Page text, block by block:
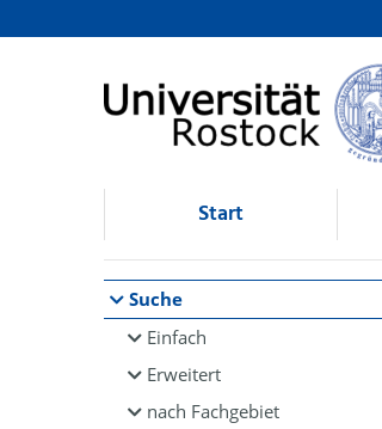
Browsen
direkt zum Inhalt
Start
Suche
Einfach
Erweitert
nach Fachgebiet